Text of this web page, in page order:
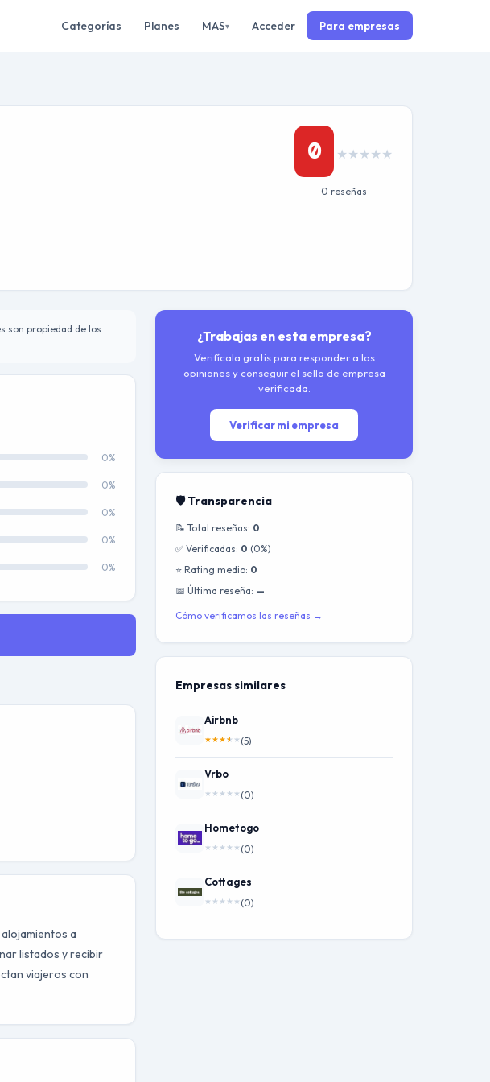
Categorías Planes MAS▾ Acceder Para empresas
0 ★★★★★
0 reseñas
son propiedad de los
0%
0%
0%
0%
0%
a
listados y recibir
viajeros con
¿Trabajas en esta empresa?
Verifícala gratis para responder a las
opiniones y conseguir el sello de empresa
verificada.
Verificar mi empresa
🛡️ Transparencia
📝 Total reseñas: 0
✅ Verificadas: 0 (0%)
⭐ Rating medio: 0
📅 Última reseña: —
Cómo verificamos las reseñas →
Empresas similares
Airbnb
★★★★ ★ (5)
Vrbo
★ ★ ★ ★ ★ (0)
Hometogo
★ ★ ★ ★ ★ (0)
Cottages
★ ★ ★ ★ ★ (0)